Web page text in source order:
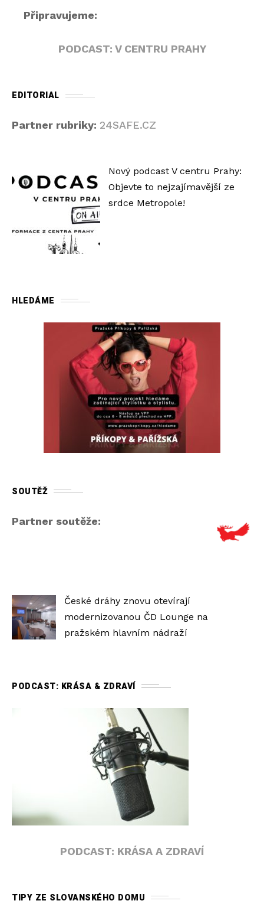
Připravujeme:
PODCAST: V CENTRU PRAHY
EDITORIAL
Partner rubriky: 24SAFE.CZ
Nový podcast V centru Prahy:
Objevte to nejzajímavější ze
srdce Metropole!
HLEDÁME
SOUTĚŽ
Partner soutěže:
České dráhy znovu otevírají
modernizovanou ČD Lounge na
pražském hlavním nádraží
PODCAST: KRÁSA & ZDRAVÍ
PODCAST: KRÁSA A ZDRAVÍ
TIPY ZE SLOVANSKÉHO DOMU